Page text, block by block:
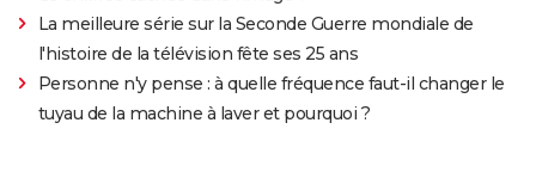
La meilleure série sur la Seconde Guerre mondiale de
l'histoire de la télévision fête ses 25 ans
Personne n'y pense : à quelle fréquence faut-il changer le
tuyau de la machine à laver et pourquoi ?